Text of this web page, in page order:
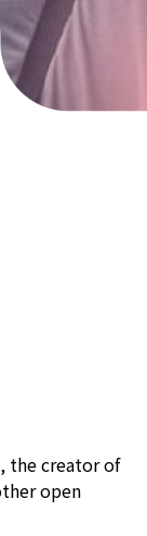
the creator of
open